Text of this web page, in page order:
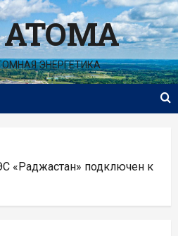
ЭНЕРГЕТИКА
«Раджастан» подключен к